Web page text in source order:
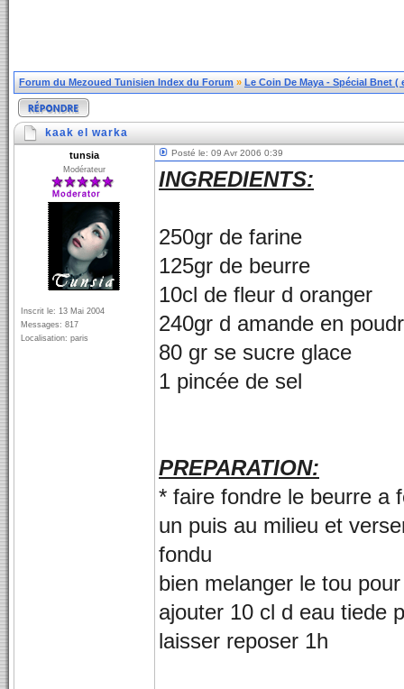
Forum du Mezoued Tunisien Index du Forum » Le Coin De Maya - Spécial Bnet
kaak el warka
tunsia
Modérateur
Inscrit le: 13 Mai 2004
Messages: 817
Localisation: paris
Posté le: 09 Avr 2006 0:39
INGREDIENTS:
250gr de farine
125gr de beurre
10cl de fleur d oranger
240gr d amande en
80 gr se sucre glace
1 pincée de sel
PREPARATION:
* faire fondre le beurre a
un puis au milieu et
fondu
bien melanger le tou
ajouter 10 cl d eau tiede
laisser reposer 1h